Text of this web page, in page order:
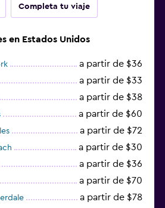
Completa tu viaje
en Estados Unidos
a partir de $36
a partir de $33
a partir de $38
a partir de $60
a partir de $72
a partir de $30
a partir de $36
a partir de $70
a partir de $78